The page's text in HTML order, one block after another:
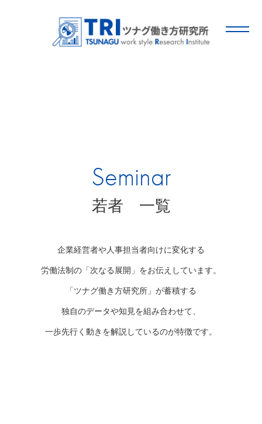
Seminar
若者 一覧
企業経営者や人事担当者向けに変化する
労働法制の「次なる展開」をお伝えしています。
「ツナグ働き方研究所」が蓄積する
独自のデータや知見を組み合わせて、
一歩先行く動きを解説しているのが特徴です。